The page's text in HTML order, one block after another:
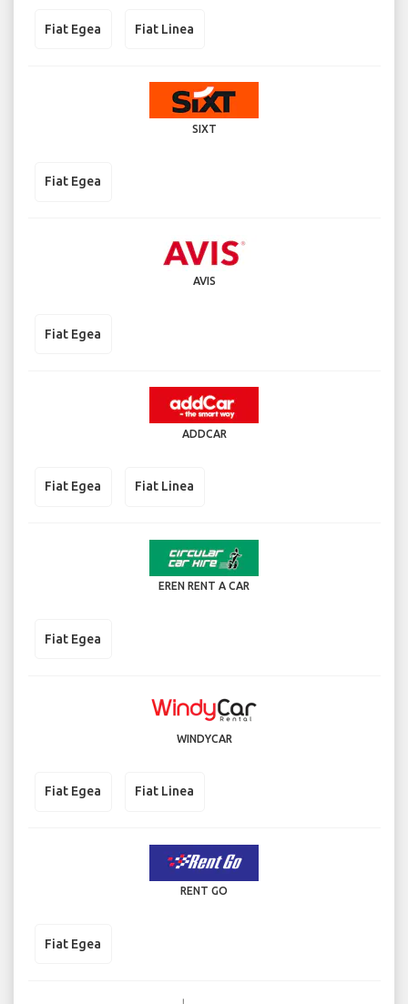
Fiat Egea Fiat Linea
SIXT
Fiat Egea
AVIS
Fiat Egea
ADDCAR
Fiat Egea Fiat Linea
EREN RENT A CAR
Fiat Egea
WINDYCAR
Fiat Egea Fiat Linea
RENT GO
Fiat Egea